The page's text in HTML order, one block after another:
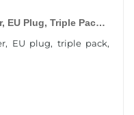
EU Plug, Triple Pack
EU plug, triple pack,